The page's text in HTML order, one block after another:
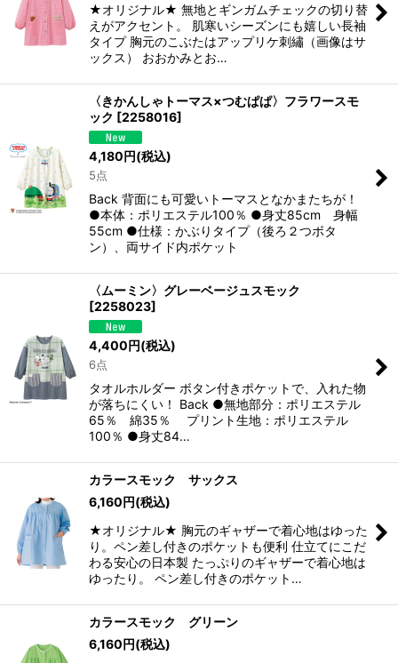
★オリジナル★ 無地とギンガムチェックの切り替
えがアクセント。 肌寒いシーズンにも嬉しい長袖
タイプ 胸元のこぶたはアップリケ刺繡（画像はサ
ックス） おおかみとお…
〈きかんしゃトーマス×つむぱぱ〉フラワースモ
ック [2258016]
4,180円(税込)
5点
Back 背面にも可愛いトーマスとなかまたちが！
●本体：ポリエステル100％ ●身丈85cm 身幅
55cm ●仕様：かぶりタイプ（後ろ２つボタ
ン）、両サイド内ポケット
〈ムーミン〉グレーベージュスモック
[2258023]
4,400円(税込)
6点
タオルホルダー ボタン付きポケットで、入れた物
が落ちにくい！ Back ●無地部分：ポリエステル
65％ 綿35％ プリント生地：ポリエステル
100％ ●身丈84…
カラースモック サックス
6,160円(税込)
★オリジナル★ 胸元のギャザーで着心地はゆった
り。ペン差し付きのポケットも便利 仕立てにこだ
わる安心の日本製 たっぷりのギャザーで着心地は
ゆったり。 ペン差し付きのポケット…
カラースモック グリーン
6,160円(税込)